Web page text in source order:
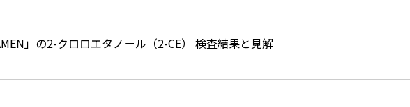
」の2-クロロエタノール（2-CE） 検査結果と見解